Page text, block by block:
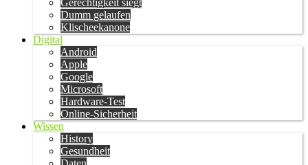
Gerechtigkeit siegt
Dumm gelaufen
Klischeekanone
Digital
Android
Apple
Google
Microsoft
Hardware-Test
Online-Sicherheit
Wissen
History
Gesundheit